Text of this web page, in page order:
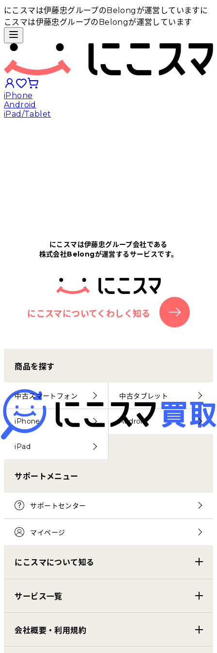
にこスマは伊藤忠グループのBelongが運営しています に
こスマは伊藤忠グループのBelongが運営しています
iPhone
Android
iPad/Tablet
にこスマについて
サポートセンター
お客さまの声
にこスマ通信
マイページ
にこスマは伊藤忠グループ会社である
株式会社Belongが運営するサービスです。
にこスマについてくわしく知る
商品を探す
中古スマートフォン 中古タブレット
iPhone Android
iPad
サポートメニュー
サポートセンター
マイページ
にこスマについて知る
サービス一覧
会社概要・利用規約